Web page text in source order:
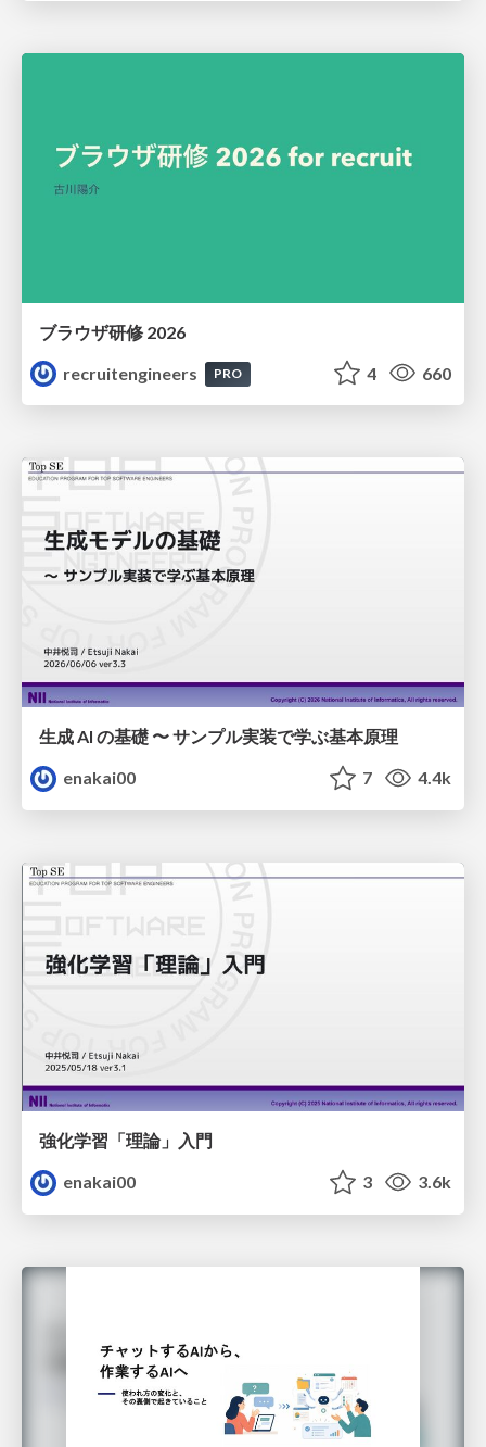
ブラウザ研修 2026
recruitengineers
PRO 4 660
生成 AI の基礎 〜 サンプル実装で学ぶ基本原理
enakai00
7 4.4k
強化学習「理論」入門
enakai00
3 3.6k